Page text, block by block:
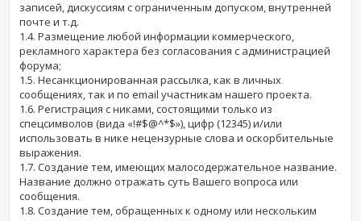
записей, дискуссиям с ограниченным допуском, внутренней
почте и т.д.
1.4. Размещение любой информации коммерческого,
рекламного характера без согласования с администрацией
форума;
1.5. Несанкционированная рассылка, как в личных
сообщениях, так и по email участникам нашего проекта.
1.6. Регистрация с никами, состоящими только из
спецсимволов (вида «!#$@^*$»), цифр (12345) и/или
использовать в нике нецензурные слова и оскорбительные
выражения.
1.7. Создание тем, имеющих малосодержательное название.
Название должно отражать суть Вашего вопроса или
сообщения.
1.8. Создание тем, обращенных к одному или нескольким